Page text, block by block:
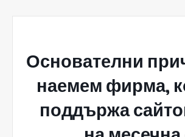
Основателни
наемем фирма,
поддържа